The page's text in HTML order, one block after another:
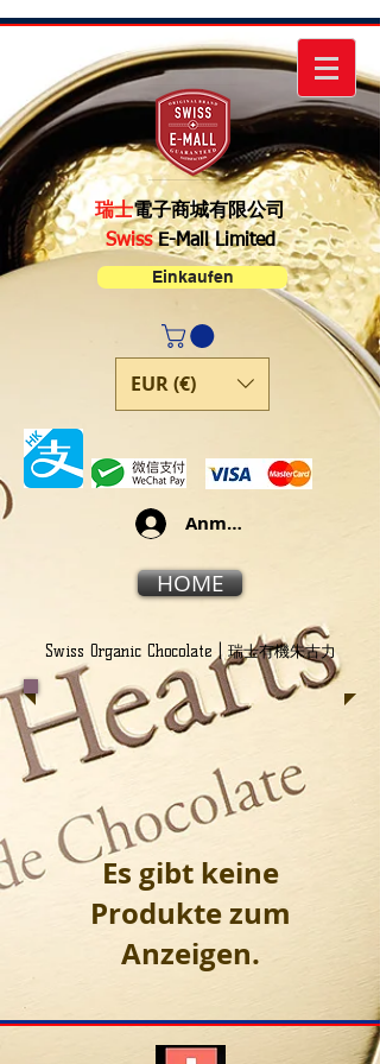
瑞士電子商城有限公司
SwissE-Mall Limited
Einkaufen
EUR (€)
Anmelden
HOME
Swiss Organic Chocolate | 瑞士有機朱古力
Es gibt keine
Produkte zum
Anzeigen.